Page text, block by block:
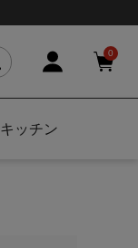
0
キッチン